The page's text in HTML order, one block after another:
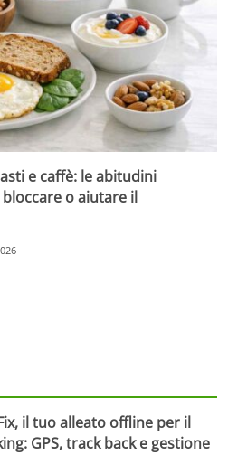
e caffè: le abitudini
o aiutare il
il tuo alleato offline per il
GPS, track back e gestione